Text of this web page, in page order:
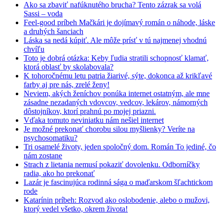
Ako sa zbaviť nafúknutého brucha? Tento zázrak sa volá
Sassi – voda
Feel-good príbeh Mačkári je dojímavý román o náhode, láske
a druhých šanciach
Láska sa nedá kúpiť. Ale môže prísť v tú najmenej vhodnú
chvíľu
Toto je dobrá otázka: Keby ľudia stratili schopnosť klamať,
ktorá oblasť by skolabovala?
K tohoročnému letu patria žiarivé, sýte, dokonca až krikľavé
farby aj pre nás, zrelé ženy!
Neviem, akých ženíchov ponúka internet ostatným, ale mne
zásadne nezadaných vdovcov, vedcov, lekárov, námorných
dôstojníkov, ktorí prahnú po mojej priazni.
Vďaka tomuto neviniatku nám nešiel internet
Je možné prekonať chorobu silou myšlienky? Veríte na
psychosomatiku?
Tri osamelé životy, jeden spoločný dom. Román To jediné, čo
nám zostane
Strach z lietania nemusí pokaziť dovolenku. Odborníčky
radia, ako ho prekonať
Lazár je fascinujúca rodinná sága o maďarskom šľachtickom
rode
Katarínin príbeh: Rozvod ako oslobodenie, alebo o mužovi,
ktorý vedel všetko, okrem života!